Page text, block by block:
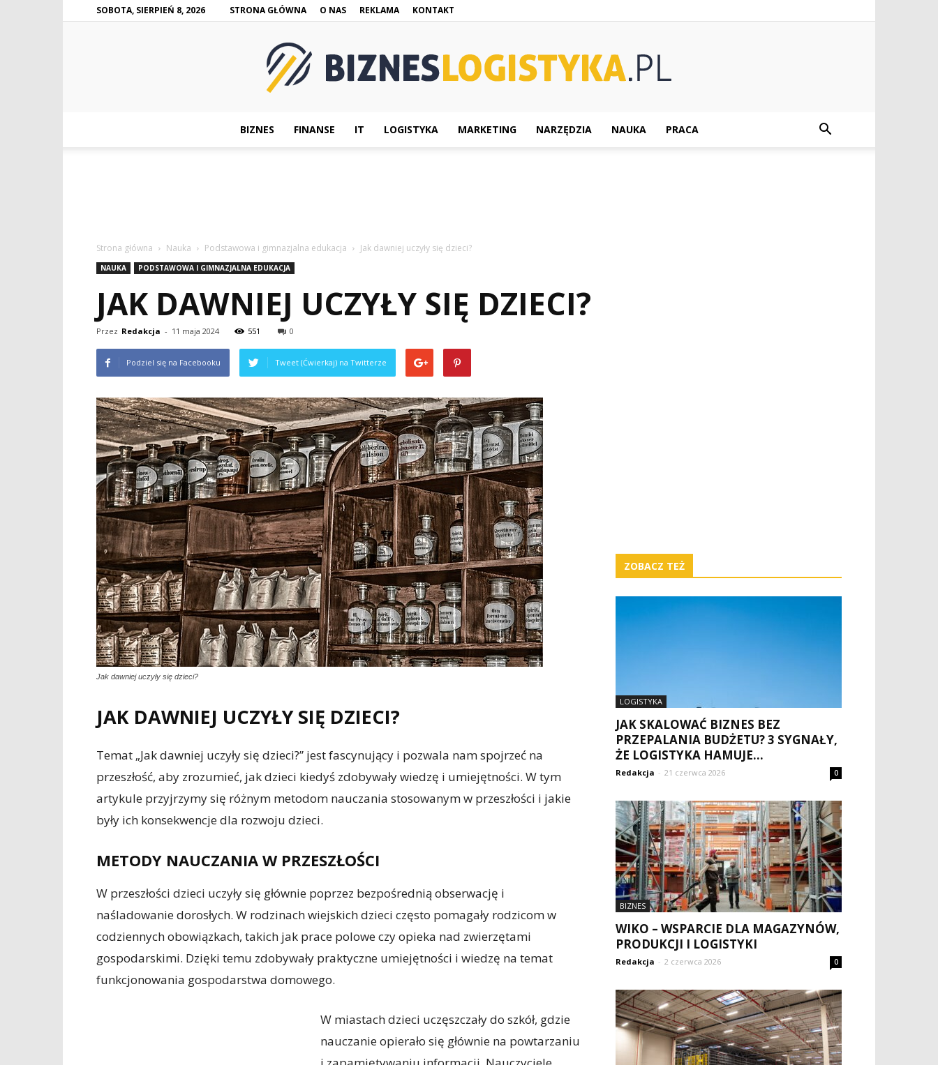
SOBOTA, SIERPIEŃ 8, 2026 STRONA GŁÓWNA O NAS REKLAMA KONTAKT
BIZNES FINANSE IT LOGISTYKA MARKETING NARZĘDZIA NAUKA PRACA
Strona główna Nauka Podstawowa i gimnazjalna edukacja Jak dawniej uczyły się dzieci?
NAUKA PODSTAWOWA I GIMNAZJALNA EDUKACJA
JAK DAWNIEJ UCZYŁY SIĘ DZIECI?
Przez Redakcja - 11 maja 2024 551 0
Podziel się na Facebooku Tweet (Ćwierkaj) na Twitterze
Jak dawniej uczyły się dzieci?
JAK DAWNIEJ UCZYŁY SIĘ DZIECI?
Temat „Jak dawniej uczyły się dzieci?” jest fascynujący i pozwala nam spojrzeć na
przeszłość, aby zrozumieć, jak dzieci kiedyś zdobywały wiedzę i umiejętności. W tym
artykule przyjrzymy się różnym metodom nauczania stosowanym w przeszłości i jakie
były ich konsekwencje dla rozwoju dzieci.
METODY NAUCZANIA W PRZESZŁOŚCI
W przeszłości dzieci uczyły się głównie poprzez bezpośrednią obserwację i
naśladowanie dorosłych. W rodzinach wiejskich dzieci często pomagały rodzicom w
codziennych obowiązkach, takich jak prace polowe czy opieka nad zwierzętami
gospodarskimi. Dzięki temu zdobywały praktyczne umiejętności i wiedzę na temat
funkcjonowania gospodarstwa domowego.
W miastach dzieci uczęszczały do szkół, gdzie
nauczanie opierało się głównie na powtarzaniu
ZOBACZ TEŻ
LOGISTYKA
JAK SKALOWAĆ BIZNES BEZ
PRZEPALANIA BUDŻETU? 3 SYGNAŁY,
ŻE LOGISTYKA HAMUJE...
Redakcja - 21 czerwca 2026 0
BIZNES
WIKO – WSPARCIE DLA MAGAZYNÓW,
PRODUKCJI I LOGISTYKI
Redakcja - 2 czerwca 2026 0